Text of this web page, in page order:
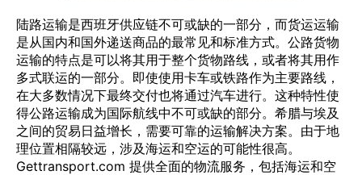
陆路运输是西班牙供应链不可或缺的一部分，而货运运输
是从国内和国外递送商品的最常见和标准方式。公路货物
运输的特点是可以将其用于整个货物路线，或者将其用作
多式联运的一部分。即使使用卡车或铁路作为主要路线，
在大多数情况下最终交付也将通过汽车进行。这种特性使
得公路运输成为国际航线中不可或缺的部分。希腊与埃及
之间的贸易日益增长，需要可靠的运输解决方案。由于地
理位置相隔较远，涉及海运和空运的可能性很高。
Gettransport.com 提供全面的物流服务，包括海运和空